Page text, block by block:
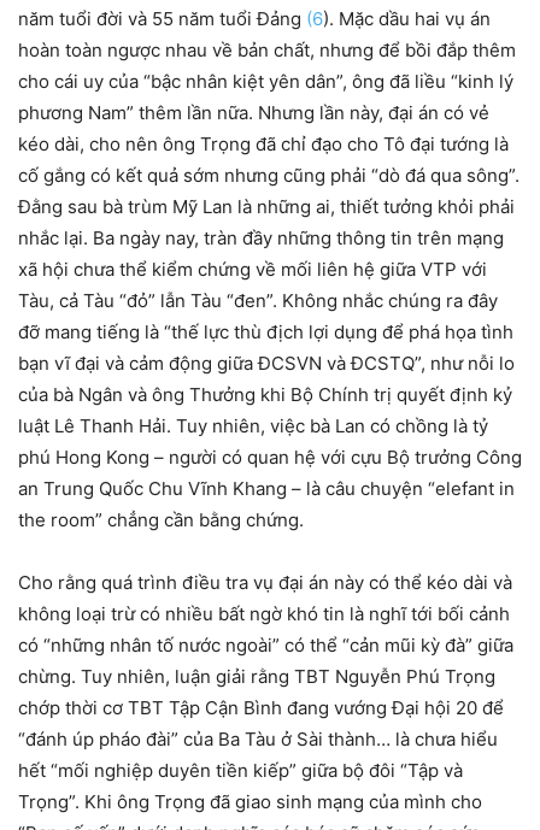
năm tuổi đời và 55 năm tuổi Đảng (6). Mặc dầu hai vụ án
hoàn toàn ngược nhau về bản chất, nhưng để bồi đắp thêm
cho cái uy của “bậc nhân kiệt yên dân”, ông đã liều “kinh lý
phương Nam” thêm lần nữa. Nhưng lần này, đại án có vẻ
kéo dài, cho nên ông Trọng đã chỉ đạo cho Tô đại tướng là
cố gắng có kết quả sớm nhưng cũng phải “dò đá qua sông”.
Đằng sau bà trùm Mỹ Lan là những ai, thiết tưởng khỏi phải
nhắc lại. Ba ngày nay, tràn đầy những thông tin trên mạng
xã hội chưa thể kiểm chứng về mối liên hệ giữa VTP với
Tàu, cả Tàu “đỏ” lẫn Tàu “đen”. Không nhắc chúng ra đây
đỡ mang tiếng là “thế lực thù địch lợi dụng để phá họa tình
bạn vĩ đại và cảm động giữa ĐCSVN và ĐCSTQ”, như nỗi lo
của bà Ngân và ông Thưởng khi Bộ Chính trị quyết định kỷ
luật Lê Thanh Hải. Tuy nhiên, việc bà Lan có chồng là tỷ
phú Hong Kong – người có quan hệ với cựu Bộ trưởng Công
an Trung Quốc Chu Vĩnh Khang – là câu chuyện “elefant in
the room” chẳng cần bằng chứng.
Cho rằng quá trình điều tra vụ đại án này có thể kéo dài và
không loại trừ có nhiều bất ngờ khó tin là nghĩ tới bối cảnh
có “những nhân tố nước ngoài” có thể “cản mũi kỳ đà” giữa
chừng. Tuy nhiên, luận giải rằng TBT Nguyễn Phú Trọng
chớp thời cơ TBT Tập Cận Bình đang vướng Đại hội 20 để
“đánh úp pháo đài” của Ba Tàu ở Sài thành… là chưa hiểu
hết “mối nghiệp duyên tiền kiếp” giữa bộ đôi “Tập và
Trọng”. Khi ông Trọng đã giao sinh mạng của mình cho